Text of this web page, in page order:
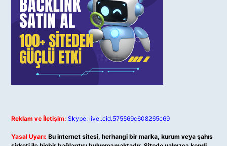
Reklam ve İletişim: Skype: live:.cid.575569c608265c69
Yasal Uyarı: Bu internet sitesi, herhangi bir marka, kurum veya şahıs